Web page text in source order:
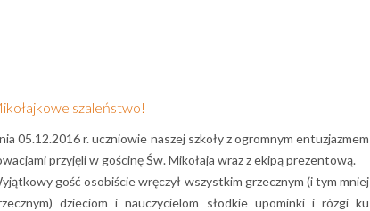
szaleństwo!
05.12.2016 r. uczniowie naszej szkoły z ogromnym entuzjazmem
przyjęli w gościnę Św. Mikołaja wraz z ekipą prezentową.
gość osobiście wręczył wszystkim grzecznym (i tym mniej
dzieciom i nauczycielom słodkie upominki i rózgi ku